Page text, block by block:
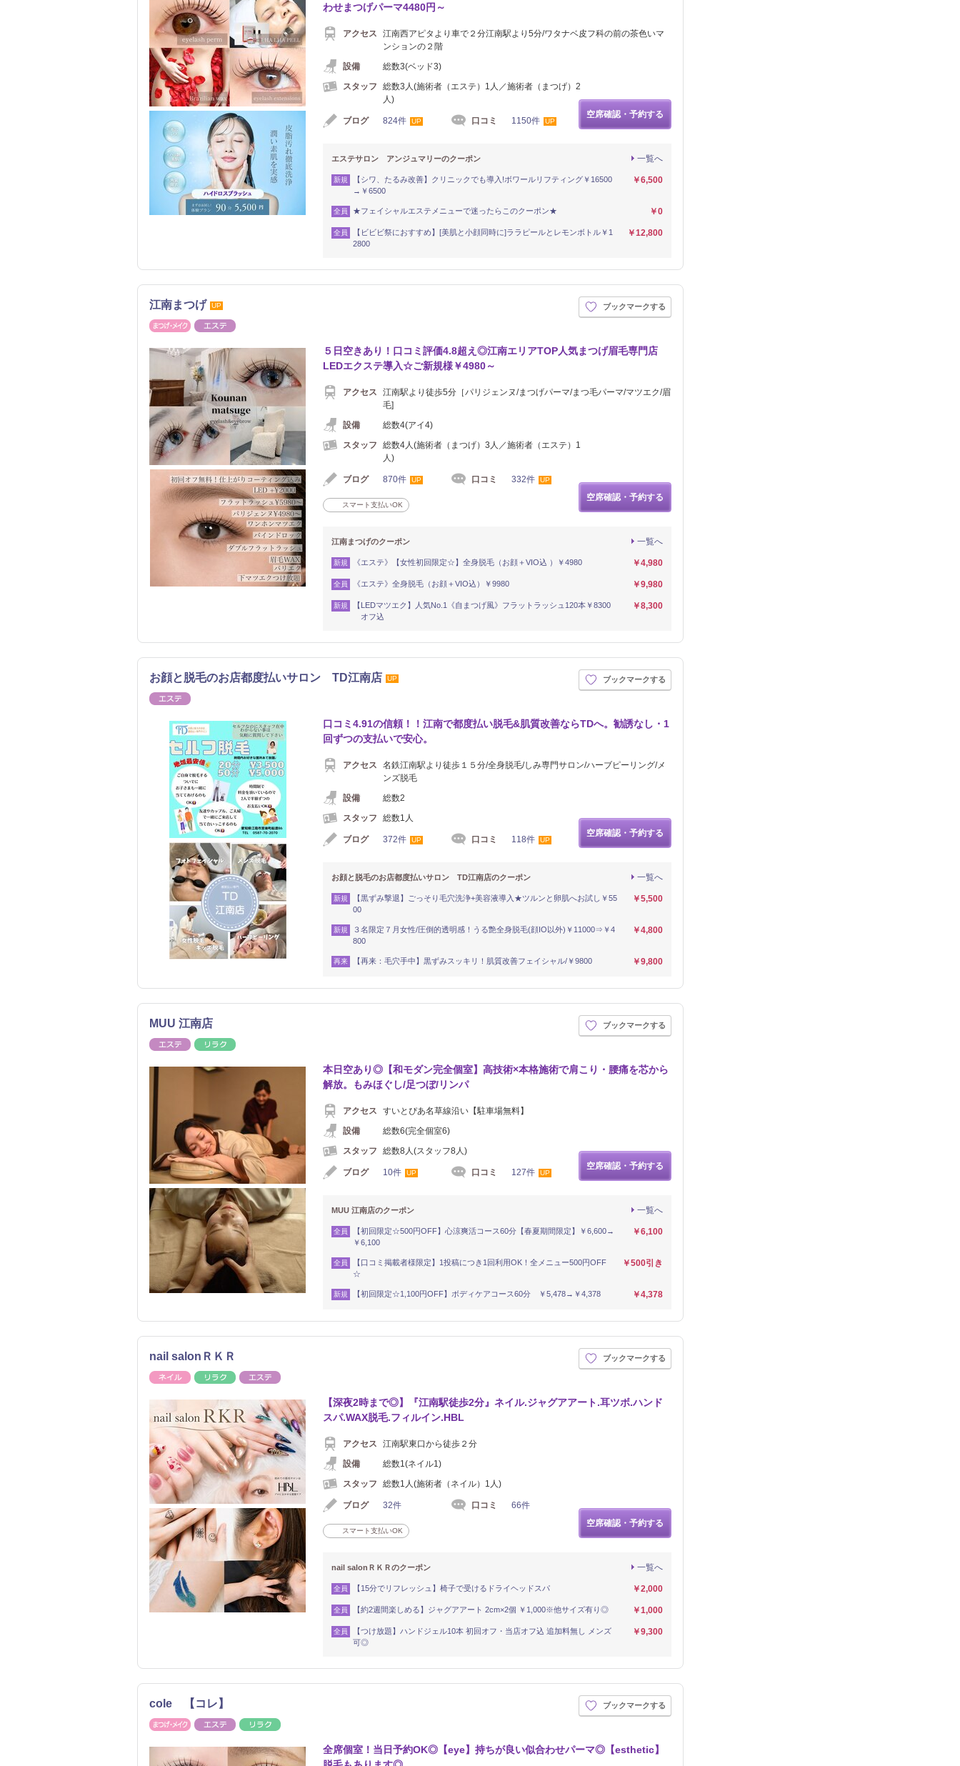
わせまつげパーマ4480円～
アクセス
江南西アピタより車で２分江南駅より5分/ワタナベ皮フ科の前の茶色いマ
ンションの２階
設備
総数3(ベッド3)
スタッフ
総数3人(施術者（エステ）1人／施術者（まつげ）2
人)
ブログ 824件 UP 口コミ 1150件 UP
空席確認・予約する
一覧へ
エステサロン アンジュマリーのクーポン
新規
【シワ、たるみ改善】クリニックでも導入!ボワールリフティング￥16500
→￥6500
￥6,500
全員 ★フェイシャルエステメニューで迷ったらこのクーポン★ ￥0
全員
【ビビビ祭におすすめ】[美肌と小顔同時に]ララピールとレモンボトル￥1
2800
￥12,800
江南まつげ UP
まつげ・メイク
ブックマークする
５日空きあり！口コミ評価4.8超え◎江南エリアTOP人気まつげ眉毛専門店
LEDエクステ導入☆ご新規様￥4980～
アクセス
江南駅より徒歩5分［パリジェンヌ/まつげパーマ/まつ毛パーマ/マツエク/眉
毛]
設備
総数4(アイ4)
スタッフ
総数4人(施術者（まつげ）3人／施術者（エステ）1
人)
ブログ 870件 UP 口コミ 332件 UP
スマート支払いOK
空席確認・予約する
一覧へ
江南まつげのクーポン
新規 《エステ》【女性初回限定☆】全身脱毛（お顔＋VIO込 ）￥4980 ￥4,980
全員 《エステ》全身脱毛（お顔＋VIO込）￥9980 ￥9,980
新規
【LEDマツエク】人気No.1《自まつげ風》フラットラッシュ120本￥8300
オフ込
￥8,300
お顔と脱毛のお店都度払いサロン TD江南店 UP ブックマークする
口コミ4.91の信頼！！江南で都度払い脱毛&肌質改善ならTDへ。勧誘なし・1
回ずつの支払いで安心。
アクセス
名鉄江南駅より徒歩１５分/全身脱毛/しみ専門サロン/ハーブピーリング/メ
ンズ脱毛
設備
総数2
スタッフ
総数1人
ブログ 372件 UP 口コミ 118件 UP
空席確認・予約する
一覧へ
お顔と脱毛のお店都度払いサロン TD江南店のクーポン
新規
【黒ずみ撃退】ごっそり毛穴洗浄+美容液導入★ツルンと卵肌へお試し￥55
00
￥5,500
新規
３名限定７月女性/圧倒的透明感！うる艶全身脱毛(顔IO以外)￥11000⇒￥4
800
￥4,800
再来 【再来：毛穴手中】黒ずみスッキリ！肌質改善フェイシャル/￥9800 ￥9,800
MUU 江南店
エステ
ブックマークする
本日空あり◎【和モダン完全個室】高技術×本格施術で肩こり・腰痛を芯から
解放。もみほぐし/足つぼ/リンパ
アクセス
すいとぴあ名草線沿い【駐車場無料】
設備
総数6(完全個室6)
スタッフ
総数8人(スタッフ8人)
ブログ 10件 UP 口コミ 127件 UP
空席確認・予約する
一覧へ
MUU 江南店のクーポン
全員
【初回限定☆500円OFF】心涼爽活コース60分【春夏期間限定】￥6,600→
￥6,100
￥6,100
全員
【口コミ掲載者様限定】1投稿につき1回利用OK！全メニュー500円OFF
☆
￥500引き
新規 【初回限定☆1,100円OFF】ボディケアコース60分 ￥5,478→￥4,378 ￥4,378
nail salonＲＫＲ
ネイル リラク
ブックマークする
【深夜2時まで◎】『江南駅徒歩2分』ネイル.ジャグアアート.耳ツボ.ハンド
スパ.WAX脱毛.フィルイン.HBL
アクセス
江南駅東口から徒歩２分
設備
総数1(ネイル1)
スタッフ
総数1人(施術者（ネイル）1人)
ブログ 32件 口コミ 66件
スマート支払いOK
空席確認・予約する
一覧へ
nail salonＲＫＲのクーポン
全員 【15分でリフレッシュ】椅子で受けるドライヘッドスパ ￥2,000
全員 【約2週間楽しめる】ジャグアアート 2cm×2個 ￥1,000※他サイズ有り◎ ￥1,000
全員
【つけ放題】ハンドジェル10本 初回オフ・当店オフ込 追加料無し メンズ
可◎
￥9,300
cole 【コレ】
まつげ・メイクエステ
ブックマークする
全席個室！当日予約OK◎【eye】持ちが良い似合わせパーマ◎【esthetic】